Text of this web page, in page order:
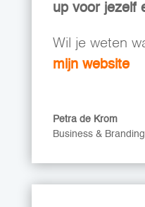
up voor jezelf
Wil je weten
mijn website
Petra de Krom
Business & Branding